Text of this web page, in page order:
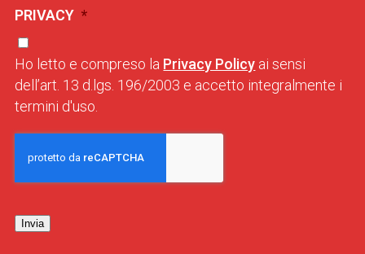
PRIVACY *
Ho letto e compreso la Privacy Policy ai sensi
dell’art. 13 d.lgs. 196/2003 e accetto integralmente i
termini d'uso.
Invia